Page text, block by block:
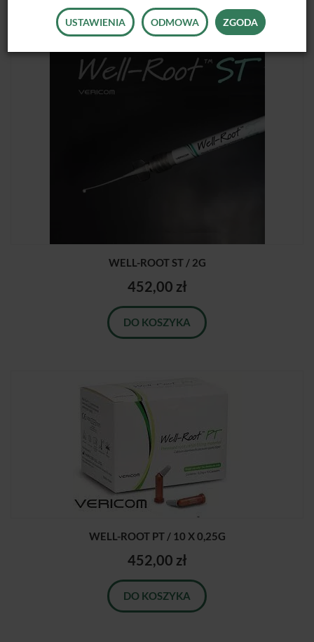
POLECANE PRODUKTY
WELL-ROOT ST / 2G
452,00 zł
DO KOSZYKA
WELL-ROOT PT / 10 X 0,25G
452,00 zł
DO KOSZYKA
USTAWIENIA ODMOWA ZGODA